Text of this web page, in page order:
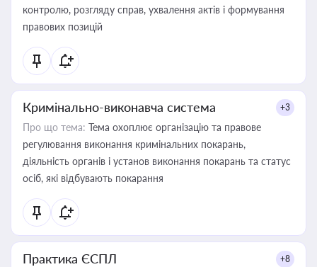
контролю, розгляду справ, ухвалення актів і формування
правових позицій
Кримінально-виконавча система +3
Про що тема: Тема охоплює організацію та правове
регулювання виконання кримінальних покарань,
діяльність органів і установ виконання покарань та статус
осіб, які відбувають покарання
Практика ЄСПЛ +8